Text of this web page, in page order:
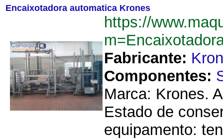
Encaixotadora automatica Krones
https://
Fabricante:
Componentes:
Marca: Krones.
Estado de
equipamento: